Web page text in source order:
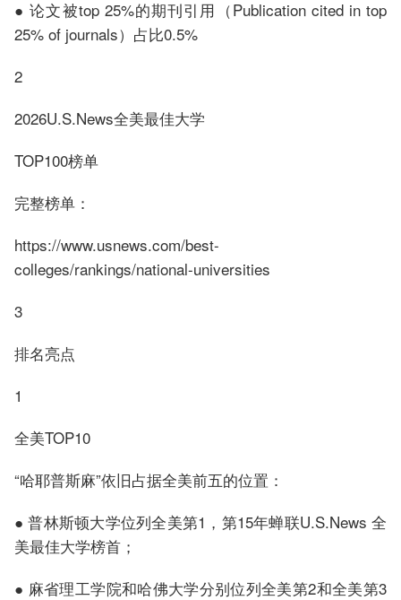
● 论文被top 25%的期刊引用（Publication cited in top
25% of journals）占比0.5%
2
2026U.S.News全美最佳大学
TOP100榜单
完整榜单：
https://www.usnews.com/best-
colleges/rankings/national-universities
3
排名亮点
1
全美TOP10
“哈耶普斯麻”依旧占据全美前五的位置：
● 普林斯顿大学位列全美第1，第15年蝉联U.S.News 全
美最佳大学榜首；
● 麻省理工学院和哈佛大学分别位列全美第2和全美第3